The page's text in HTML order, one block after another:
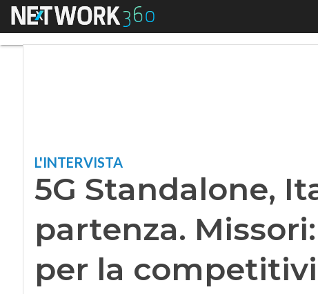
Menu 5G Standalone,
L'INTERVISTA
5G Standalone,
partenza.
per la